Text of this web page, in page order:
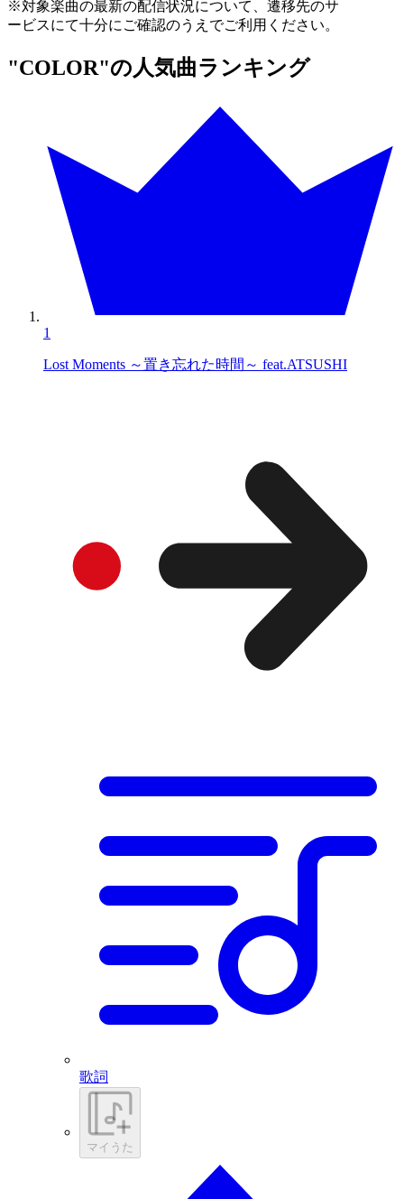
※対象楽曲の最新の配信状況について、遷移先のサ
ービスにて十分にご確認のうえでご利用ください。
"COLOR"の人気曲ランキング
1
Lost Moments ～置き忘れた時間～ feat.ATSUSHI
歌詞
マイうた